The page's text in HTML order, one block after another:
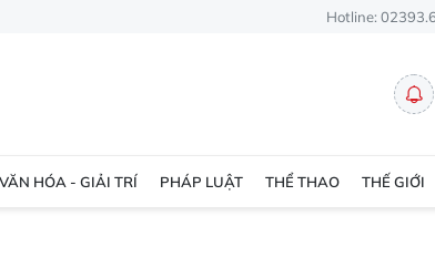
Hotline:
VĂN HÓA - GIẢI TRÍ PHÁP LUẬT THỂ THAO THẾ GIỚI